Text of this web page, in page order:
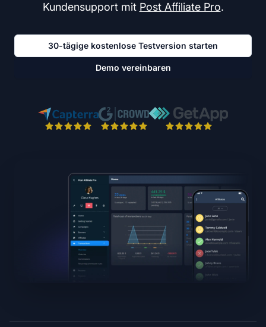
Kundensupport mit Post Affiliate Pro.
30-tägige kostenlose Testversion starten
Demo vereinbaren